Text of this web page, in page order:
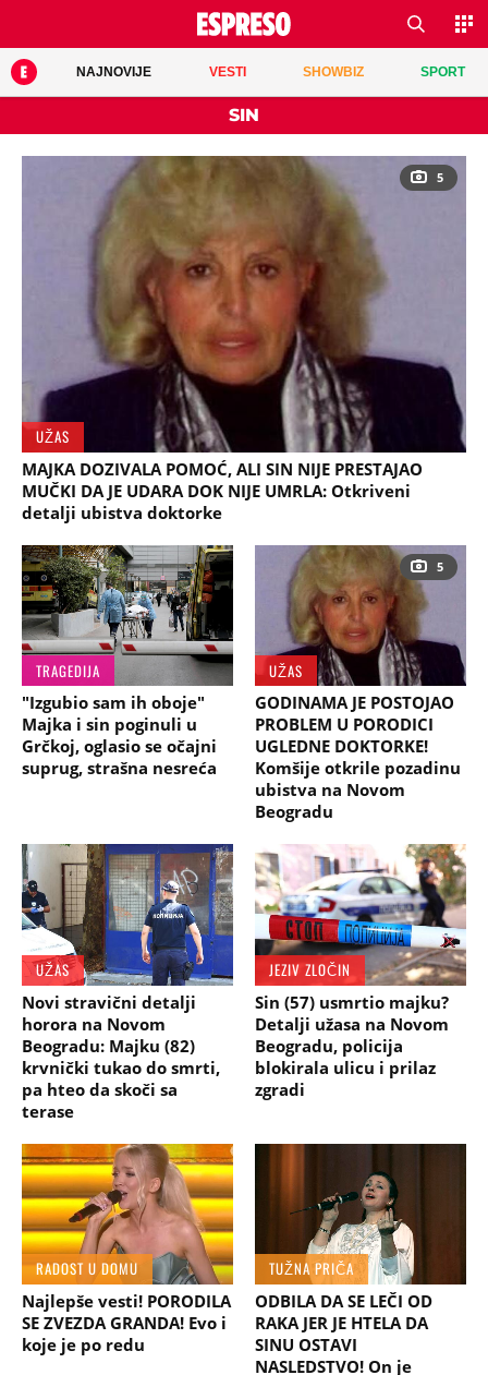
NAJNOVIJE VESTI SHOWBIZ SPORT
SIN
5
UŽAS
MAJKA DOZIVALA POMOĆ, ALI SIN NIJE PRESTAJAO
MUČKI DA JE UDARA DOK NIJE UMRLA: Otkriveni
detalji ubistva doktorke
TRAGEDIJA
"Izgubio sam ih oboje"
Majka i sin poginuli u
Grčkoj, oglasio se očajni
suprug, strašna nesreća
5
UŽAS
GODINAMA JE POSTOJAO
PROBLEM U PORODICI
UGLEDNE DOKTORKE!
Komšije otkrile pozadinu
ubistva na Novom
Beogradu
UŽAS
Novi stravični detalji
horora na Novom
Beogradu: Majku (82)
krvnički tukao do smrti,
pa hteo da skoči sa
terase
JEZIV ZLOČIN
Sin (57) usmrtio majku?
Detalji užasa na Novom
Beogradu, policija
blokirala ulicu i prilaz
zgradi
RADOST U DOMU
Najlepše vesti! PORODILA
SE ZVEZDA GRANDA! Evo i
koje je po redu
TUŽNA PRIČA
ODBILA DA SE LEČI OD
RAKA JER JE HTELA DA
SINU OSTAVI
NASLEDSTVO! On je